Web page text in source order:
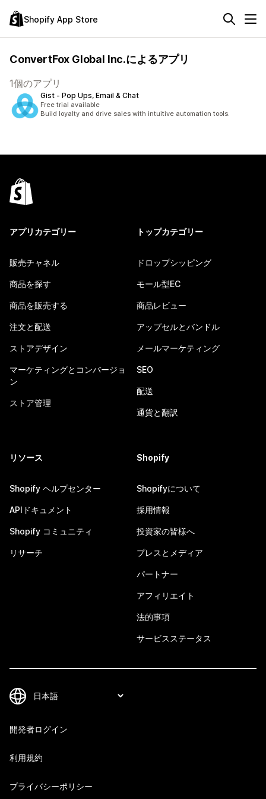
Shopify App Store
ConvertFox Global Inc.によるアプリ
1個のアプリ
Gist ‑ Pop Ups, Email & Chat
Free trial available
Build loyalty and drive sales with intuitive automation tools.
アプリカテゴリー
販売チャネル
商品を探す
商品を販売する
注文と配送
ストアデザイン
マーケティングとコンバージョ
ン
ストア管理
トップカテゴリー
ドロップシッピング
モール型EC
商品レビュー
アップセルとバンドル
メールマーケティング
SEO
配送
通貨と翻訳
リソース
Shopify ヘルプセンター
APIドキュメント
Shopify コミュニティ
リサーチ
Shopify
Shopifyについて
採用情報
投資家の皆様へ
プレスとメディア
パートナー
アフィリエイト
法的事項
サービスステータス
開発者ログイン
利用規約
プライバシーポリシー